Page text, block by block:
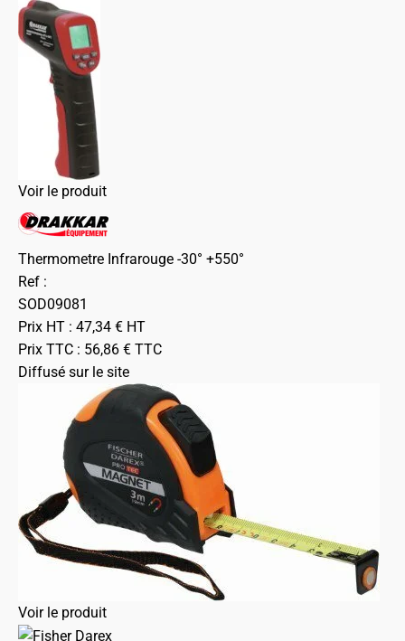
Voir le produit
Thermometre Infrarouge -30° +550°
Ref :
SOD09081
Prix HT : 47,34 € HT
Prix TTC : 56,86 € TTC
Diffusé sur le site
Voir le produit